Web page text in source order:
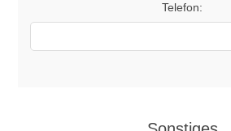
Telefon: